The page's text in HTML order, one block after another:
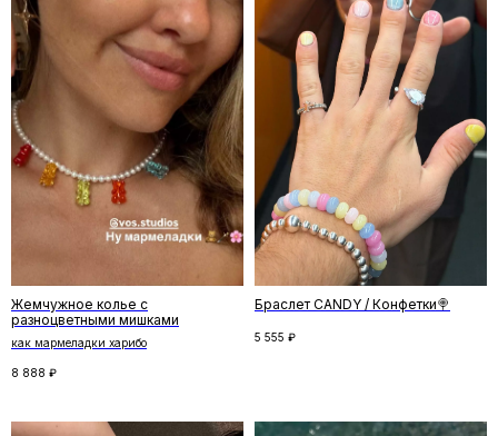
Жемчужное колье с
разноцветными мишками
как мармеладки харибо
8 888 ₽
Браслет CANDY / Конфетки🍭
5 555 ₽
Отзывы →